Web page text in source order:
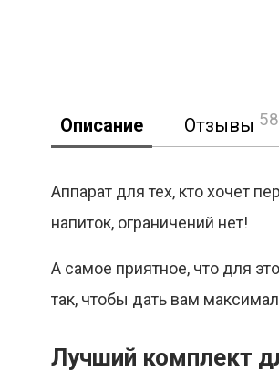
Описание Отзывы 58
Аппарат для тех, кто хочет
напиток, ограничений нет!
А самое приятное, что для
так, чтобы дать вам
Лучший комплект